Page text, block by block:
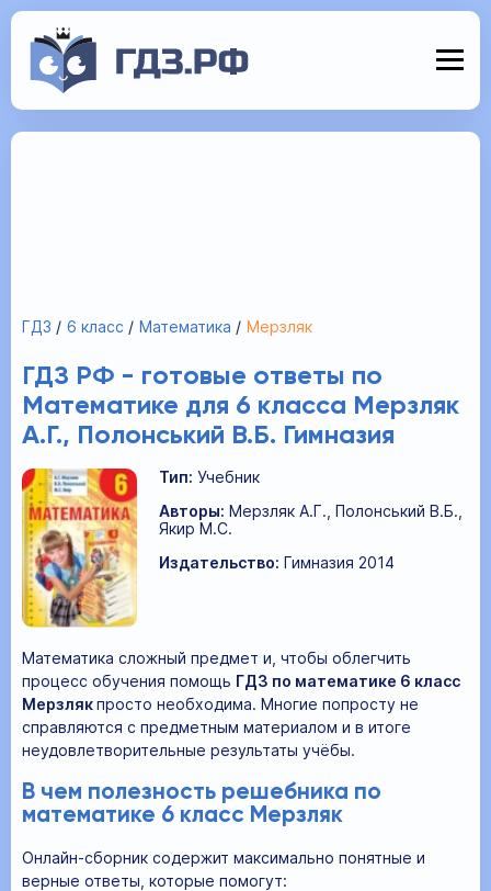
ГДЗ 6 класс Математика Мерзляк
ГДЗ РФ - готовые ответы по
Математике для 6 класса Мерзляк
А.Г., Полонський В.Б. Гимназия
Тип: Учебник
Авторы: Мерзляк А.Г., Полонський В.Б.,
Якир М.С.
Издательство: Гимназия 2014
Математика сложный предмет и, чтобы облегчить
процесс обучения помощь ГДЗ по математике 6 класс
Мерзлякпросто необходима. Многие попросту не
справляются с предметным материалом и в итоге
неудовлетворительные результаты учёбы.
В чем полезность решебника по
математике 6 класс Мерзляк
Онлайн-сборник содержит максимально понятные и
верные ответы, которые помогут: